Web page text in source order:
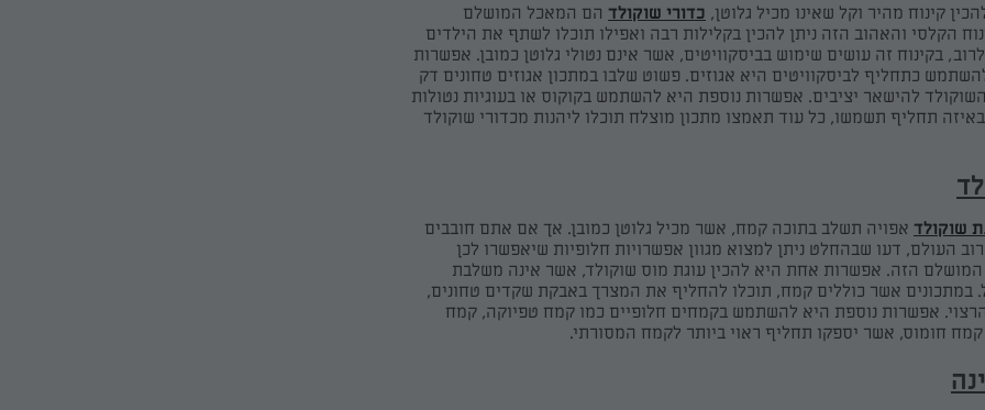
קינוח מהיר וקל שאינו מכיל גלוטן, כדורי שוקולד הם המאכל המושלם
הקלסי והאהוב הזה ניתן להכין בקלילות רבה ואפילו תוכלו לשתף את הילדים
בקינוח זה עושים שימוש בביסקוויטים, אשר אינם נטולי גלוטן כמובן. אפשרות
כתחליף לביסקוויטים היא אגוזים. פשוט שלבו במתכון אגוזים טחונים דק
השוקולד להישאר יציבים. אפשרות נוספת היא להשתמש בקוקוס או בעוגיות נטולות
תחליף תשמשו, כל עוד תאמצו מתכון מוצלח תוכלו ליהנות מכדורי שוקולד
שוקולד אפויה תשלב בתוכה קמח, אשר מכיל גלוטן כמובן. אך אם אתם חובבים
העולם, דעו שבהחלט ניתן למצוא מגוון אפשרויות חלופיות שיאפשרו לכן
המושלם הזה. אפשרות אחת היא להכין עוגת מוס שוקולד, אשר אינה משלבת
במתכונים אשר כוללים קמח, תוכלו להחליף את המצרך באבקת שקדים טחונים,
אפשרות נוספת היא להשתמש בקמחים חלופיים כמו קמח טפיוקה, קמח
חומוס, אשר יספקו תחליף ראוי ביותר לקמח המסורתי.